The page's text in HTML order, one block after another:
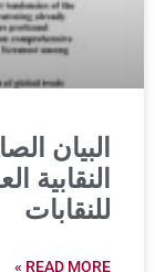
البيان
النقابية
للنقابات
READ MORE »